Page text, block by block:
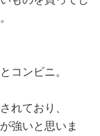
コンビニ。
れており、
強いと思いま